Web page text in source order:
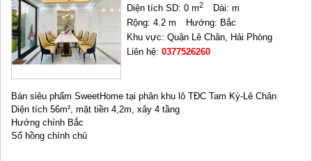
Diện tích SD: 0 m2
Dài: m
Rộng: 4.2 m
Hướng: Bắc
Khu vực: Quận Lê Chân, Hải Phòng
Liên hệ:0377526260
Bán siêu phẩm SweetHome tại phân khu lô TĐC Tam Kỳ-Lê Chân
Diện tích 56m², mặt tiền 4,2m, xây 4 tầng
Hướng chính Bắc
Sổ hồng chính chủ